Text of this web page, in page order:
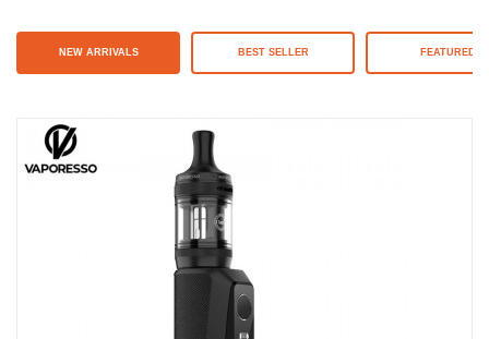
NEW ARRIVALS BEST SELLER FEATURED